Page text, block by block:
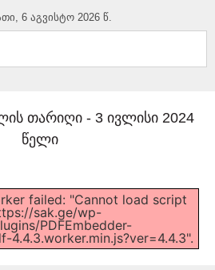
6 აგვისტო 2026 წ.
თარიღი - 3 ივლისი 2024
წელი
failed: "Cannot load script
sak.ge/wp-
PDFEmbedder-